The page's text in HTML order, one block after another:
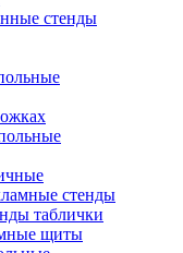
стенды
стенды
таблички
щиты